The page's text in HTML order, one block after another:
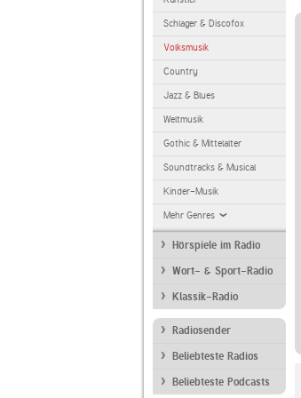
Schlager & Discofox
Volksmusik
Country
Jazz & Blues
Weltmusik
Gothic & Mittelalter
Soundtracks & Musical
Kinder-Musik
Mehr Genres
Hörspiele im Radio
Wort- & Sport-Radio
Klassik-Radio
Radiosender
Beliebteste Radios
Beliebteste Podcasts